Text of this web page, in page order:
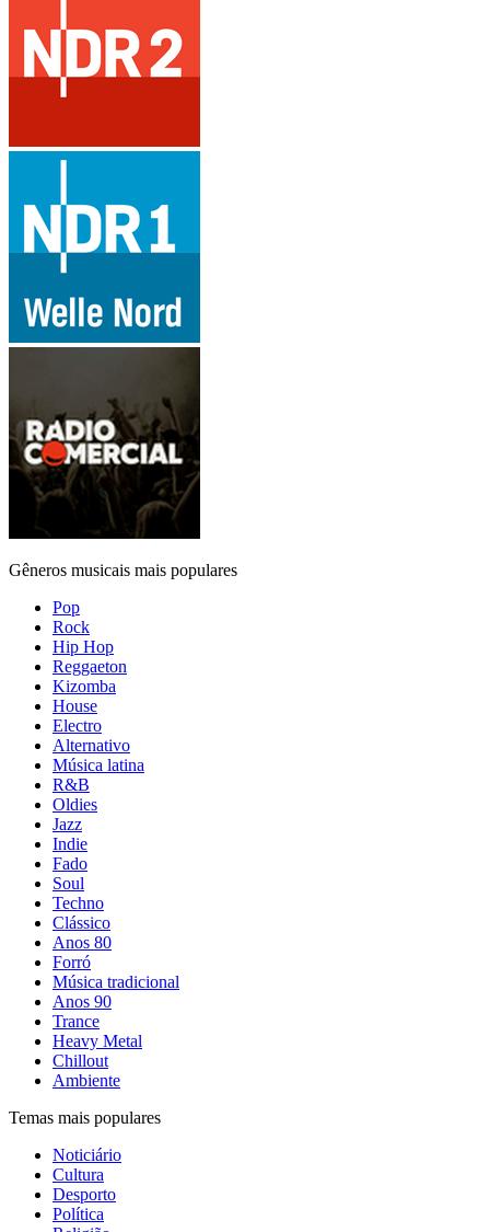
Gêneros musicais mais populares
Pop
Rock
Hip Hop
Reggaeton
Kizomba
House
Electro
Alternativo
Música latina
R&B
Oldies
Jazz
Indie
Fado
Soul
Techno
Clássico
Anos 80
Forró
Música tradicional
Anos 90
Trance
Heavy Metal
Chillout
Ambiente
Temas mais populares
Noticiário
Cultura
Desporto
Política